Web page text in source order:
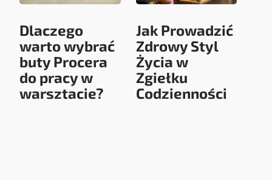
Dlaczego
warto wybrać
buty Procera
do pracy w
warsztacie?
Jak Prowadzić
Zdrowy Styl
Życia w
Zgiełku
Codzienności